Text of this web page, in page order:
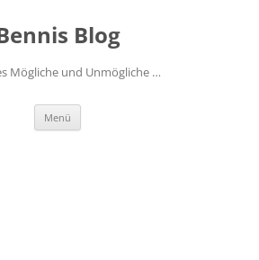
Blog
Mögliche und Unmögliche …
Menü